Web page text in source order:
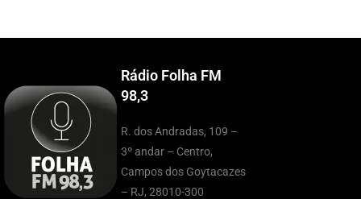
Rádio Folha FM
98,3
R. dos Andradas, 109 –
3º andar – Centro,
Campos dos Goytacazes
– RJ, 28010-300